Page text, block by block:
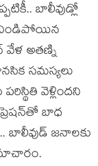
బాలీవుడ్లో
నిండిపోయిన
వేళ అతణ్ని
సమస్యలు
వెళ్లిందని
బాధ
బాలీవుడ్‌ జనాలకు